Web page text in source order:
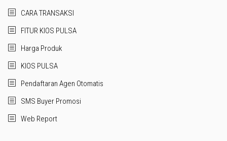
CARA TRANSAKSI
FITUR KIOS PULSA
Harga Produk
KIOS PULSA
Pendaftaran Agen Otomatis
SMS Buyer Promosi
Web Report